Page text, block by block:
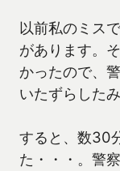
以前私のミス
があります。
かったので、
いたずらした
すると、数30
た・・・。警